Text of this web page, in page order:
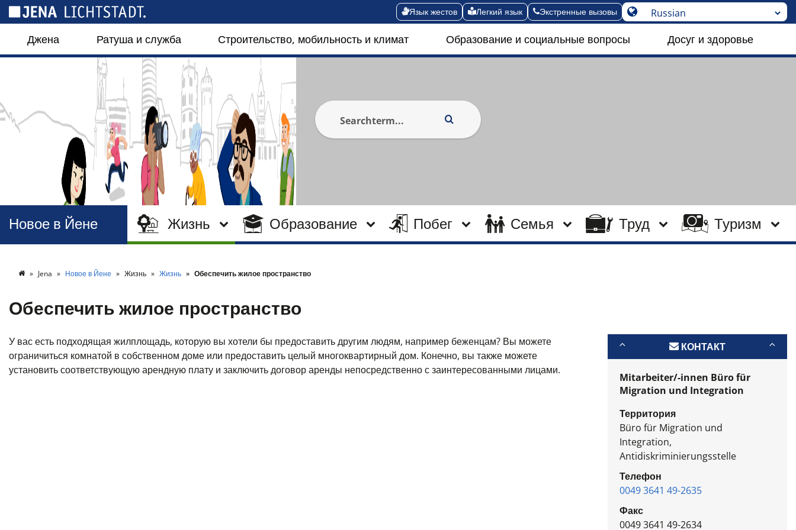
Язык жестов Легкий язык Экстренные вызовы
Джена Ратуша и служба Строительство, мобильность и климат Образование и социальные вопросы Досуг и здоровье
Жизнь Образование Побег Семья Труд Туризм
Новое в Йене
Jena Новое в Йене Жизнь Жизнь Обеспечить жилое пространство
Обеспечить жилое пространство
У вас есть подходящая жилплощадь, которую вы хотели бы предоставить другим людям, например беженцам? Вы можете
ограничиться комнатой в собственном доме или предоставить целый многоквартирный дом. Конечно, вы также можете
установить соответствующую арендную плату и заключить договор аренды непосредственно с заинтересованными лицами.
КОНТАКТ
Mitarbeiter/-innen Büro für
Migration und Integration
Территория
Büro für Migration und
Integration,
Antidiskriminierungsstelle
Телефон
0049 3641 49-2635
Факс
0049 3641 49-2634
Панель управления cookies